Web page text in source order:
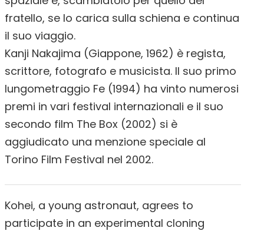
fratello, se lo carica sulla schiena e continua
il suo viaggio.
Kanji Nakajima (Giappone, 1962) è regista,
scrittore, fotografo e musicista. Il suo primo
lungometraggio Fe (1994) ha vinto numerosi
premi in vari festival internazionali e il suo
secondo film The Box (2002) si è
aggiudicato una menzione speciale al
Torino Film Festival nel 2002.
Kohei, a young astronaut, agrees to
participate in an experimental cloning